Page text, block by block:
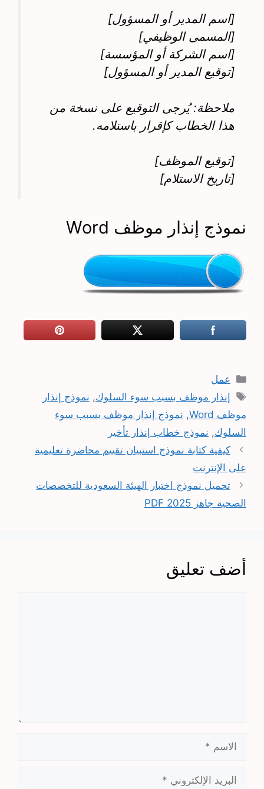
[اسم المدير أو المسؤول]
[المسمى الوظيفي]
[اسم الشركة أو المؤسسة]
[توقيع المدير أو المسؤول]
ملاحظة: يُرجى التوقيع على نسخة من
هذا الخطاب كإقرار باستلامه.
[توقيع الموظف]
[تاريخ الاستلام]
نموذج إنذار موظف Word
التصنيفات
عمل
الوسوم
إنذار موظف بسبب سوء السلوك, نموذج إنذار
موظف Word
, نموذج إنذار موظف بسبب سوء
السلوك, نموذج خطاب إنذار تأخير
كيفية كتابة نموذج استبيان تقييم محاضرة تعليمية
على الإنترنت
تحميل نموذج اختبار الهيئة السعودية للتخصصات
الصحية جاهز PDF 2025
أضف تعليق